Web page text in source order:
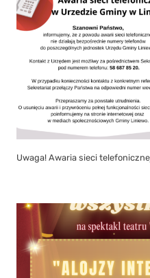
Uwaga! Awaria sieci